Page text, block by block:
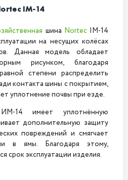
IM-14
шина NortecIM-14
на несущих колёсах
Данная модель обладает
рисунком, благодаря
степени распределить
контакта шины с покрытием,
уплотнение почвы при езде.
14 имеет уплотнённую
дополнительную защиту
повреждений и смягчает
в ямы. Благодаря этому,
срок эксплуатации изделия.